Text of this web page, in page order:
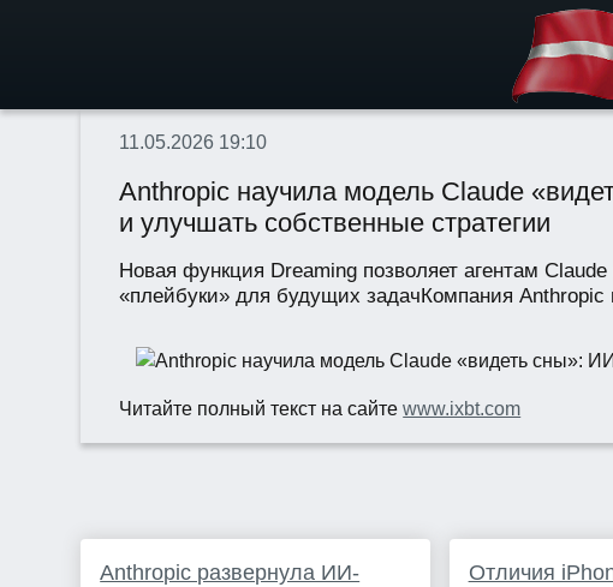
11.05.2026 19:10
Anthropic научила модель Claude
и улучшать собственные стратегии
Новая функция Dreaming позволяет агентам
«плейбуки» для будущих задачКомпания
Читайте полный текст на сайтеwww.ixbt.com
Anthropic развернула ИИ-
Отличия